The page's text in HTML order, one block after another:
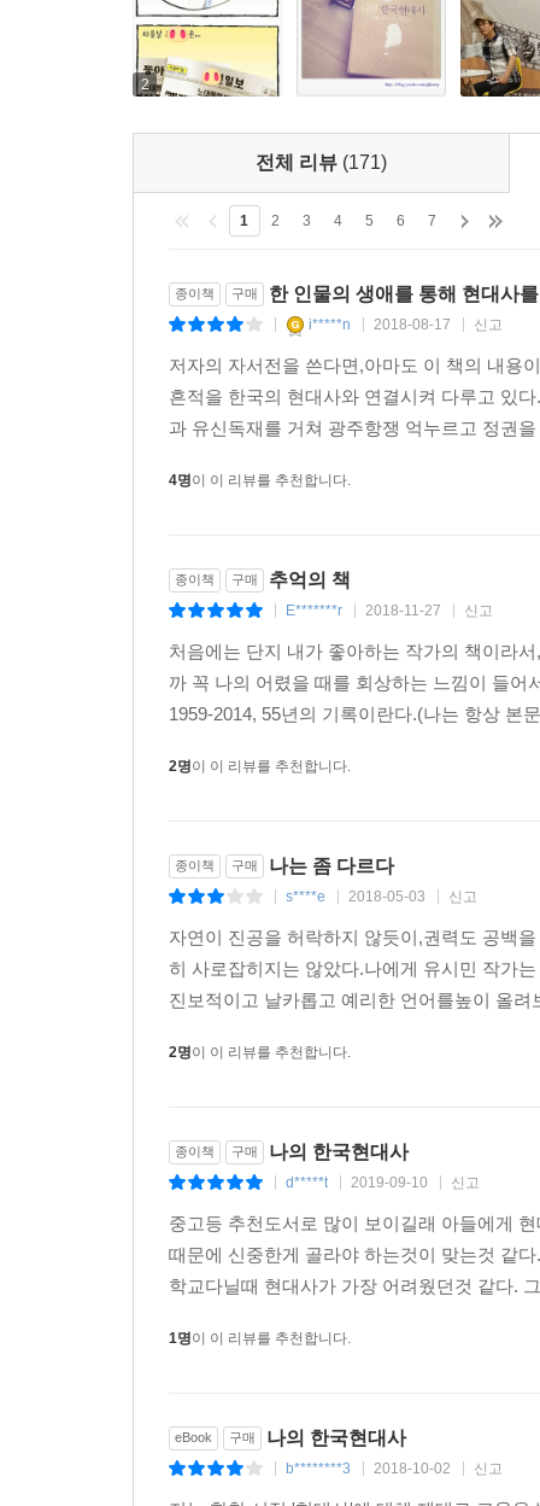
수용하라고 요구했다. 회담을 마치고 나온 김영삼
선언하는 장면이 내가 본 정치인 김영삼의 모든 모
다. 내가 처음 채변봉투를 받은 것은 한국기생충
투에 넣어 제출했다. 결과가 나오면 담임선생님
고용보험법은 1990년 제7차 경제사회발전5개년
제 노동부장관은 전경련과 경총, 보수언론의 엄
자로 하는 시행령을 확정함으로써 고용보험을 출
그는 빨갱이라는 욕설에도 주눅 들지 않고 소신
을 만든 것 하나만으로도 그의 정치인생은 의미가
심하라는 ‘19금 식별법’도 있었다. 제일 널리 퍼
회 강제동원은 없어졌지만 반공포스터 그리기는
다. “포스터 그리기 지겹다 통일해라.” (363쪽)
서독은 동독을 흡수통일하려고 한 적이 없다. 동
동독이라는 위험요소를 제거하려 하지 않고 막
었으며 동독 정부의 무장을 해제했다. 노태우 대
령과 노무현 대통령이 같은 관점에서 평화공존
기본질서에 입각한 평화적 통일에 이르는 길은
세월호의 비극은, 어쩌면 우리에게 올지도 모를
정과 희생자들의 고통에 대한 공명共鳴이 아니
친구들에게 전하려고 했던 사랑과 우정에 대한
들이 마지막 순간까지 겪어야 했던 혹심한 고통
한민국에서 살게 된다면, 그런 대한민국을 만드
는 증거는 없다. 1만 년 전이나 지금이나 인간은
음 더 고차원적인 욕망을 충족하려고 한다. 인간
때론 직설적으로, 때론 유머러스하게 그려져 있
폭압에도 굴하지 않고 민주주의를 쟁취해낸 국
신현확, 장준하, 백기완, 전태일, 김세진, 박종철,
* ‘흉하면서 아름다운 나라’ 대한민국 55년의 민낯
2,000달러)였다. 당시 세계최빈국이었던 대한민
달러로 684배, 1인당 GDP는 약 2만 6,000달러로
병영국가·안보국가에서 급속한 고령화를 걱정
있지만 지구상에서 이처럼 짧은 기간에 이만큼
만한다.
침몰사건, 1994년 성수대교 붕괴사고, 1995년
것은 당연하며, 산업화세력과 민주화세력의 입
서로 대립각을 세우는 데만 몰두하는 모습을 지켜
유시민은 이승만·박정희·전두환·노태우·김영삼
우리 현대사를 산업화세력과 민주화세력 간의
각각 박정희·김대중 대통령이며 그들이 우리
말한다. 산업화시대와 민주화시대 모두 우리의
역사교양서로서 이 책이 갖는 미덕은 전문 역사
뽑은 현대사 55년의 주요 사건에 대한 적극적인
나아가 세대 간에 적극적으로 대화를 나눠보자는
앞선 세대의 시행착오를 거울로 삼아 ‘침몰해
유시민이 말하는 ‘흉하면서 아름다운 나라’ 대한
* 역사논쟁이 몰고 온 현대사 바람
것이다.
교학사 ‘뉴라이트’ 교과서 파동에 이어 최근 문
뜻으로도 해석될 수 있겠다(예판 독자의 80퍼센
* 유시민이 말하는 ‘유시민’
2
전체 리뷰 (171)
1 2 3 4 5 6 7
종이책 구매 한 인물의 생애를 통해 현대사
i*****n 2018-08-17 신고
저자의 자서전을 쓴다면,아마도 이 책의 내용
흔적을 한국의 현대사와 연결시켜 다루고 있
과 유신독재를 거쳐 광주항쟁 억누르고 정권
4명이 이 리뷰를 추천합니다.
종이책 구매 추억의 책
E*******r 2018-11-27 신고
처음에는 단지 내가 좋아하는 작가의 책이라
까 꼭 나의 어렸을 때를 회상하는 느낌이 들
1959-2014, 55년의 기록이란다.(나는 항상 본
2명이 이 리뷰를 추천합니다.
종이책 구매 나는 좀 다르다
s****e 2018-05-03 신고
자연이 진공을 허락하지 않듯이,권력도 공백
히 사로잡히지는 않았다.나에게 유시민 작가
진보적이고 날카롭고 예리한 언어를높이 올
2명이 이 리뷰를 추천합니다.
종이책 구매 나의 한국현대사
d*****t 2019-09-10 신고
중고등 추천도서로 많이 보이길래 아들에게
때문에 신중한게 골라야 하는것이 맞는것 같
학교다닐때 현대사가 가장 어려웠던것 같다.
1명이 이 리뷰를 추천합니다.
eBook 구매 나의 한국현대사
b********3 2018-10-02 신고